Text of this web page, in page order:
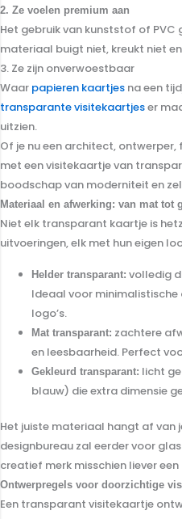
2. Ze voelen premium aan
Het gebruik van kunststof of PVC
materiaal buigt niet, kreukt niet
3. Ze zijn onverwoestbaar
Waar papieren kaartjes na een
transparante visitekaartjeser
uitzien.
Of je nu een architect,
met een visitekaartje van
boodschap van moderniteit en
Materiaal en afwerking: van mat tot
Niet elk transparant kaartje is
uitvoeringen, elk met hun eigen
Helder transparant: volledig
Ideaal voor
logo’s.
Mat transparant: zachtere
en leesbaarheid. Perfect
Gekleurd transparant: licht
blauw) die extra dimensie
Het juiste materiaal hangt af van
designbureau zal eerder voor
creatief merk misschien liever
Ontwerpregels voor doorzichtige
Een transparant visitekaartje